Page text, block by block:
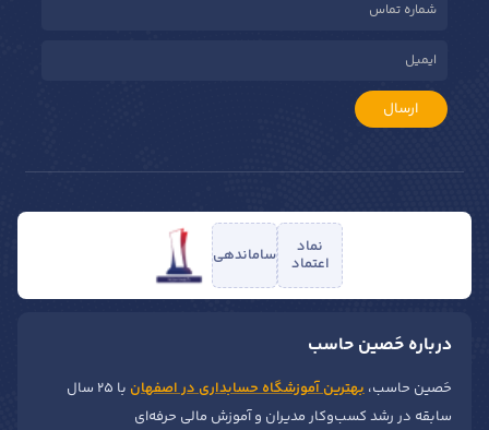
ارسال
نماد
اعتماد
ساماندهی
درباره حَصین حاسب
حَصین حاسب، بهترین آموزشگاه حسابداری در اصفهان
با ۲۵ سال
سابقه در رشد کسب‌وکار مدیران و آموزش مالی حرفه‌ای